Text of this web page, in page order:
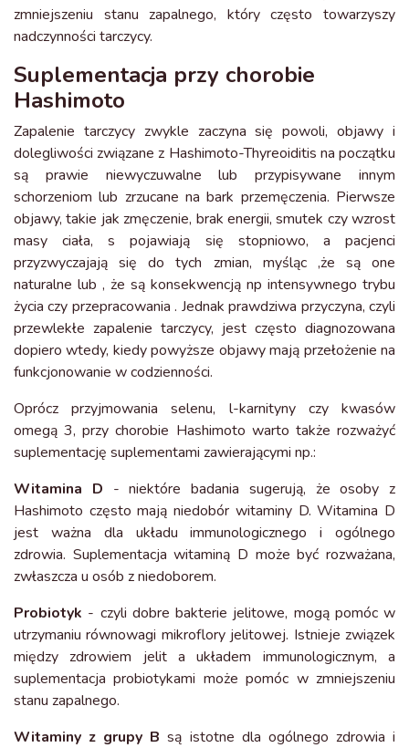
zmniejszeniu stanu zapalnego, który często towarzyszy
nadczynności tarczycy.
Suplementacja przy chorobie
Hashimoto
Zapalenie tarczycy zwykle zaczyna się powoli, objawy i
dolegliwości związane z Hashimoto-Thyreoiditis na początku
są prawie niewyczuwalne lub przypisywane innym
schorzeniom lub zrzucane na bark przemęczenia. Pierwsze
objawy, takie jak zmęczenie, brak energii, smutek czy wzrost
masy ciała, s pojawiają się stopniowo, a pacjenci
przyzwyczajają się do tych zmian, myśląc ,że są one
naturalne lub , że są konsekwencją np intensywnego trybu
życia czy przepracowania . Jednak prawdziwa przyczyna, czyli
przewlekłe zapalenie tarczycy, jest często diagnozowana
dopiero wtedy, kiedy powyższe objawy mają przełożenie na
funkcjonowanie w codzienności.
Oprócz przyjmowania selenu, l-karnityny czy kwasów
omegą 3, przy chorobie Hashimoto warto także rozważyć
suplementację suplementami zawierającymi np.:
Witamina D - niektóre badania sugerują, że osoby z
Hashimoto często mają niedobór witaminy D. Witamina D
jest ważna dla układu immunologicznego i ogólnego
zdrowia. Suplementacja witaminą D może być rozważana,
zwłaszcza u osób z niedoborem.
Probiotyk - czyli dobre bakterie jelitowe, mogą pomóc w
utrzymaniu równowagi mikroflory jelitowej. Istnieje związek
między zdrowiem jelit a układem immunologicznym, a
suplementacja probiotykami może pomóc w zmniejszeniu
stanu zapalnego.
Witaminy z grupy B są istotne dla ogólnego zdrowia i